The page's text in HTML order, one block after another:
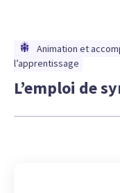
Animation et
l’apprentissage
L’emploi de